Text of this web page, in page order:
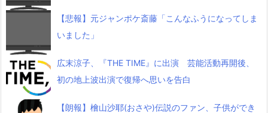
【悲報】元ジャンポケ斎藤「こんなふうになってしま
いました」
広末涼子、『THE TIME』に出演 芸能活動再開後、
初の地上波出演で復帰へ思いを告白
【朗報】檜山沙耶(おさや)伝説のファン、子供ができ